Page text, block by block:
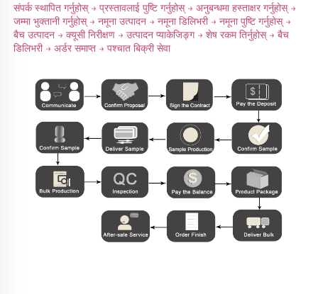
संपर्क स्थापित गर्नुहोस् → प्रस्तावलाई पुष्टि गर्नुहोस् → अनुबन्धमा हस्ताक्षर गर्नुहोस् →
जम्मा भुक्तानी गर्नुहोस् → नमूना उत्पादन → नमूना डिलिभरी → नमूना पुष्टि गर्नुहोस् →
बैच उत्पादन → क्यूसी निरीक्षण → उत्पादन प्याकेजिङ्ग → शेष रकम तिर्नुहोस् → बैच
डिलिभरी → अर्डर समाप्त → पश्चात बिक्री सेवा